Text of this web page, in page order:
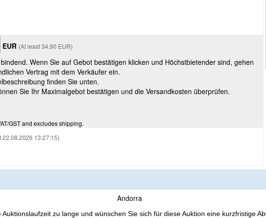
EUR (At least 34,90 EUR)
Wenn Sie auf Gebot bestätigen klicken und Höchstbietender sind, gehen
Vertrag mit dem Verkäufer ein.
finden Sie unten.
Sie Ihr Maximalgebot bestätigen und die Versandkosten überprüfen.
GST and excludes shipping.
22.08.2026 13:27:15)
Andorra
Auktionslaufzeit zu lange und wünschen Sie sich für diese Auktion eine kurzfristige